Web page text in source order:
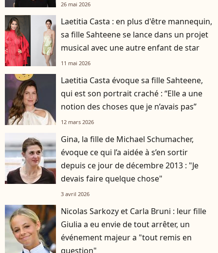
26 mai 2026
Laetitia Casta : en plus d'être mannequin,
sa fille Sahteene se lance dans un projet
musical avec une autre enfant de star
11 mai 2026
Laetitia Casta évoque sa fille Sahteene,
qui est son portrait craché : “Elle a une
notion des choses que je n’avais pas”
12 mars 2026
Gina, la fille de Michael Schumacher,
évoque ce qui l’a aidée à s’en sortir
depuis ce jour de décembre 2013 : "Je
devais faire quelque chose"
3 avril 2026
Nicolas Sarkozy et Carla Bruni : leur fille
Giulia a eu envie de tout arrêter, un
événement majeur a "tout remis en
question"